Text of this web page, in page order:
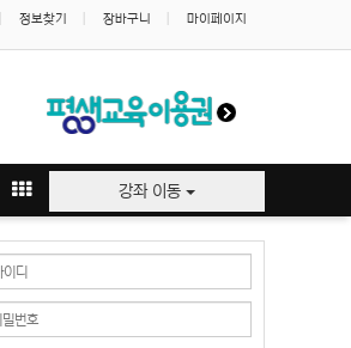
정보찾기 장바구니 마이페이지
강좌 이동